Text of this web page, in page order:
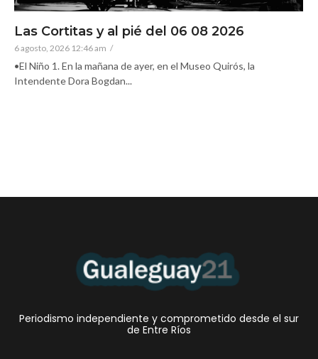
Las Cortitas y al pié del 06 08 2026
6 agosto, 2026 12:46 am /
•El Niño 1. En la mañana de ayer, en el Museo Quirós, la
Intendente Dora Bogdan...
Periodismo independiente y comprometido desde el sur
de Entre Ríos